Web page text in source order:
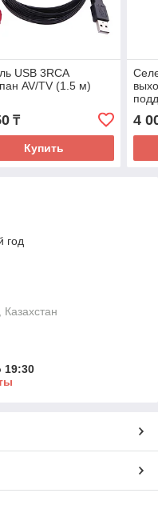
USB 3RCA
AV/TV (1.5 м)
₸
Купить
4
год
19:30